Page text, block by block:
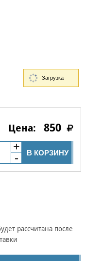
850
В КОРЗИНУ
рассчитана после
Загрузка